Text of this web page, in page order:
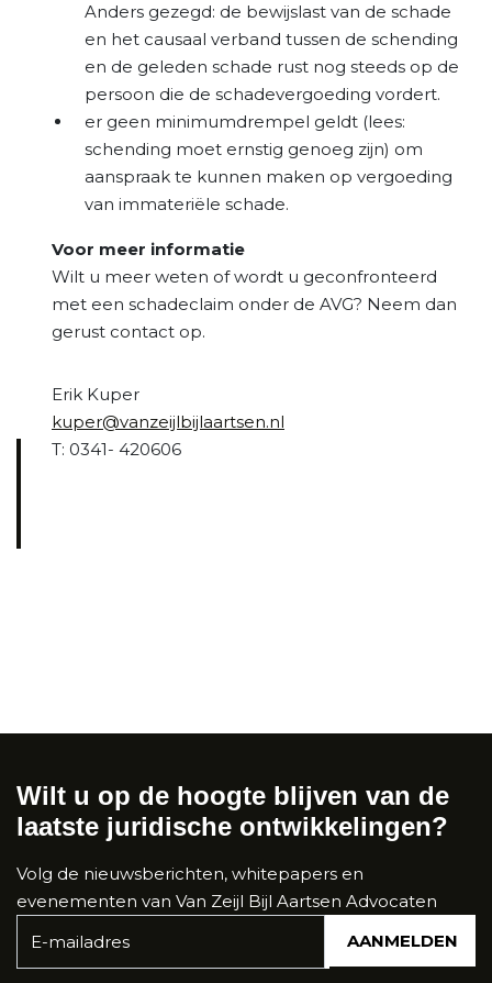
Anders gezegd: de bewijslast van de schade
en het causaal verband tussen de schending
en de geleden schade rust nog steeds op de
persoon die de schadevergoeding vordert.
er geen minimumdrempel geldt (lees:
schending moet ernstig genoeg zijn) om
aanspraak te kunnen maken op vergoeding
van immateriële schade.
Voor meer informatie
Wilt u meer weten of wordt u geconfronteerd
met een schadeclaim onder de AVG? Neem dan
gerust contact op.
Erik Kuper
kuper@vanzeijlbijlaartsen.nl
T: 0341- 420606
Wilt u op de hoogte blijven van de
laatste juridische ontwikkelingen?
Volg de nieuwsberichten, whitepapers en
evenementen van Van Zeijl Bijl Aartsen Advocaten
AANMELDEN